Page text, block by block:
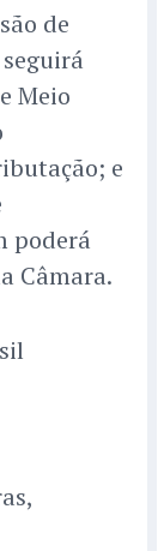
de
Meio
e
poderá
Câmara.